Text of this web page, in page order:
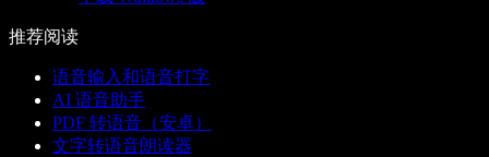
推荐阅读
语音输入和语音打字
AI 语音助手
PDF 转语音（安卓）
文字转语音朗读器